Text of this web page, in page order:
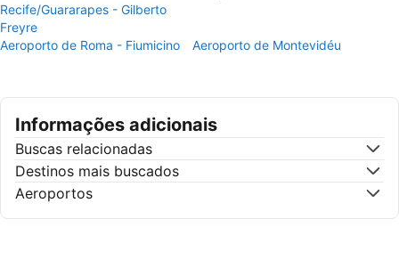
Recife/Guararapes - Gilberto
Freyre
Aeroporto de Roma - Fiumicino Aeroporto de Montevidéu
Informações adicionais
Buscas relacionadas
Destinos mais buscados
Aeroportos